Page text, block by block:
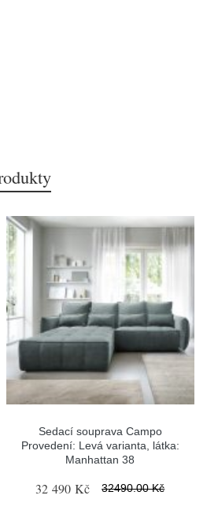
Sedací souprava Campo
Provedení: Levá varianta, látka:
Manhattan 38
32 490 Kč 32490.00 Kč